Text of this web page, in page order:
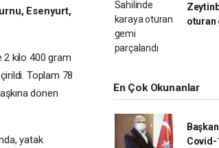
Esenyurt,
2 kilo 400 gram
Toplam 78
dönen
yatak
oturan
En Çok Okunanlar
Covid-